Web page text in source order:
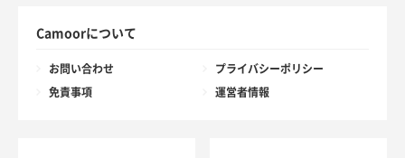
Camoorについて
お問い合わせ プライバシーポリシー
免責事項 運営者情報